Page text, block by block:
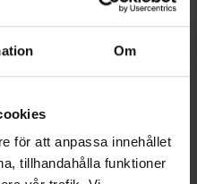
Om
för att anpassa innehållet
tillhandahålla funktioner